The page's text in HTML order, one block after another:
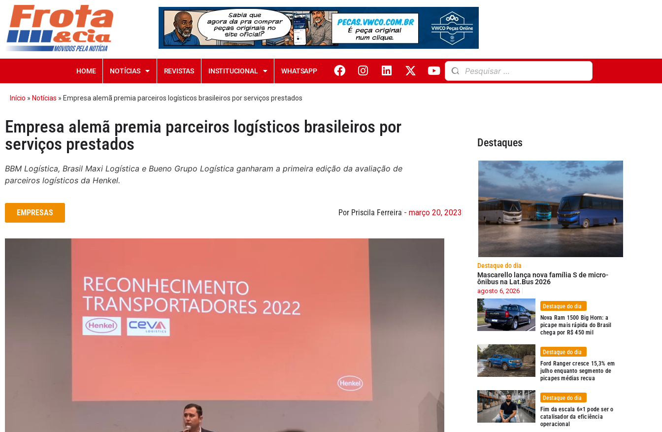
HOME NOTÍCIAS REVISTAS INSTITUCIONAL WHATSAPP
Início » Notícias » Empresa alemã premia parceiros logísticos brasileiros por serviços prestados
Empresa alemã premia parceiros logísticos brasileiros por
serviços prestados
BBM Logística, Brasil Maxi Logística e Bueno Grupo Logística ganharam a primeira edição da avaliação de
parceiros logísticos da Henkel.
EMPRESAS Por Priscila Ferreira - março 20, 2023
Destaques
Destaque do dia
Mascarello lança nova família S de micro-
ônibus na Lat.Bus 2026
agosto 6, 2026
Destaque do dia
Nova Ram 1500 Big Horn: a
picape mais rápida do Brasil
chega por R$ 450 mil
Destaque do dia
Ford Ranger cresce 15,3% em
julho enquanto segmento de
picapes médias recua
Destaque do dia
Fim da escala 6×1 pode ser o
catalisador da eficiência
operacional